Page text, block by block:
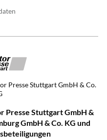
Presse Stuttgart GmbH & Co.
Presse Stuttgart GmbH &
GmbH & Co. KG und